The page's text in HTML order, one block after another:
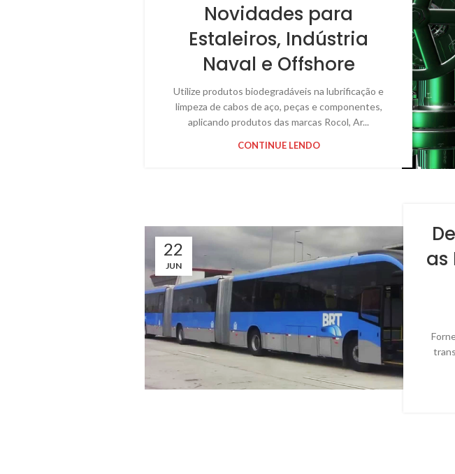
Novidades para
Estaleiros, Indústria
Naval e Offshore
Utilize produtos biodegradáveis na lubrificação e
limpeza de cabos de aço, peças e componentes,
aplicando produtos das marcas Rocol, Ar...
CONTINUE LENDO
22
JUN
as